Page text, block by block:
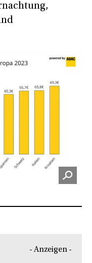
- Anzeigen -